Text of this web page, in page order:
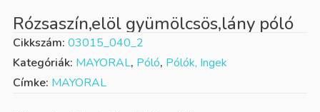
Rózsaszín,elöl gyümölcsös,lány póló
Cikkszám: 03015_040_2
Kategóriák: MAYORAL, Póló, Pólók, Ingek
Címke: MAYORAL